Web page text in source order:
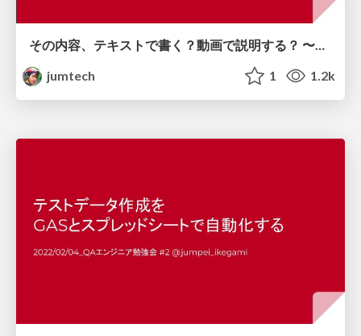
その内容、テキストで書く？動画で説明する？ 〜かんたん説明動画の作り方〜 / How to make videos easily
jumtech
1 1.2k